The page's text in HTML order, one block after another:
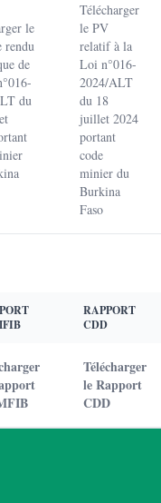
le
rendu
de
du
Télécharger
le PV
relatif à la
Loi n°016-
2024/ALT
du 18
juillet 2024
portant
code
minier du
Burkina
Faso
RAPPORT
CDD
Télécharger
le Rapport
CDD